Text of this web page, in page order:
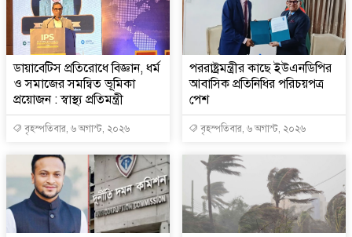
ডায়াবেটিস প্রতিরোধে বিজ্ঞান, ধর্ম
ও সমাজের সমন্বিত ভূমিকা
প্রয়োজন : স্বাস্থ্য প্রতিমন্ত্রী
বৃহস্পতিবার, ৬ অগাস্ট, ২০২৬
পররাষ্ট্রমন্ত্রীর কা‌ছে ইউএনডিপির
আবাসিক প্রতিনিধির পরিচয়পত্র
পেশ
বৃহস্পতিবার, ৬ অগাস্ট, ২০২৬